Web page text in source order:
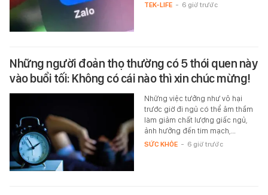
TEK-LIFE - 6 giờ trước
Những người đoản thọ thường có 5 thói quen này
vào buổi tối: Không có cái nào thì xin chúc mừng!
Những việc tưởng như vô hại
trước giờ đi ngủ có thể âm thầm
làm giảm chất lượng giấc ngủ,
ảnh hưởng đến tim mạch,…
SỨC KHỎE - 6 giờ trước